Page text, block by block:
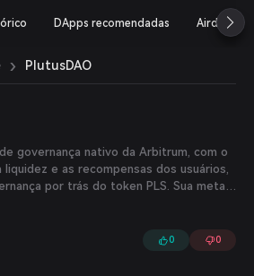
DApps recomendadas Airdrop
› PlutusDAO
governança nativo da Arbitrum, com o
e as recompensas dos usuários,
por trás do token PLS. Sua meta é
de governança Layer 2 para projetos
de governança relacionados ao
0 0